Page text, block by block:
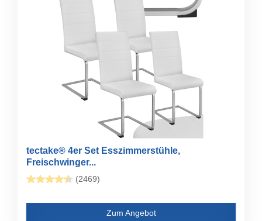
tectake® 4er Set Esszimmerstühle,
Freischwinger...
(2469)
Zum Angebot